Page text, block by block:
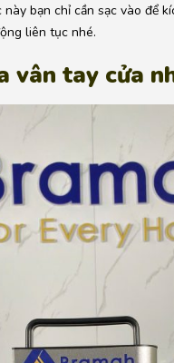
bạn chỉ cần sạc vào để
liên tục nhé.
vân tay cửa